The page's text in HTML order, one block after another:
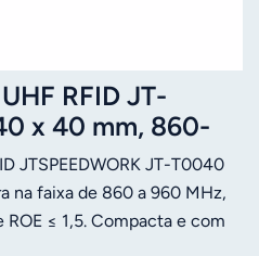
RFID JT-
x 40 mm, 860-
circular à
JTSPEEDWORK JT-T0040
na faixa de 860 a 960 MHz,
≤ 1,5. Compacta e com